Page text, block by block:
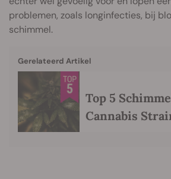
problemen, zoals longinfecties, bij
schimmel.
Gerelateerd Artikel
Top 5
Cannabis